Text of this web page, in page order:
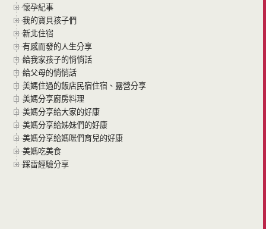
懷孕紀事
我的寶貝孩子們
新北住宿
有感而發的人生分享
給我家孩子的悄悄話
給父母的悄悄話
美媽住過的飯店民宿住宿、露營分享
美媽分享廚房料理
美媽分享給大家的好康
美媽分享給姊妹們的好康
美媽分享給媽咪們育兒的好康
美媽吃美食
踩雷經驗分享